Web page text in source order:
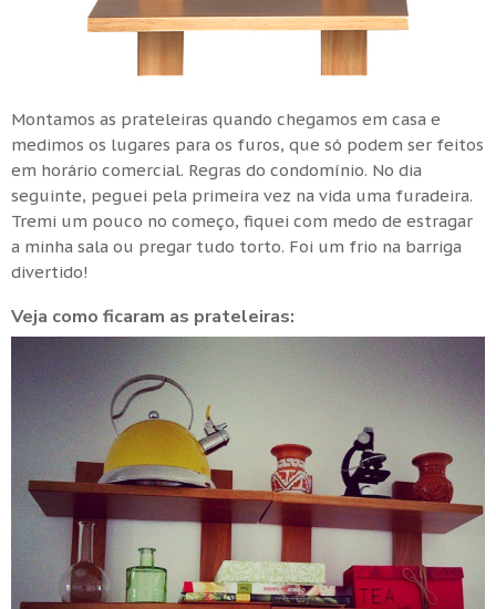
Montamos as prateleiras quando chegamos em casa e
medimos os lugares para os furos, que só podem ser feitos
em horário comercial. Regras do condomínio. No dia
seguinte, peguei pela primeira vez na vida uma furadeira.
Tremi um pouco no começo, fiquei com medo de estragar
a minha sala ou pregar tudo torto. Foi um frio na barriga
divertido!
Veja como ficaram as prateleiras: